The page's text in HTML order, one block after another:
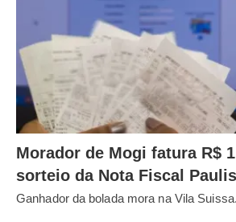
Morador de Mogi fatura R$
sorteio da Nota Fiscal
Ganhador da bolada mora na Vila Suissa.